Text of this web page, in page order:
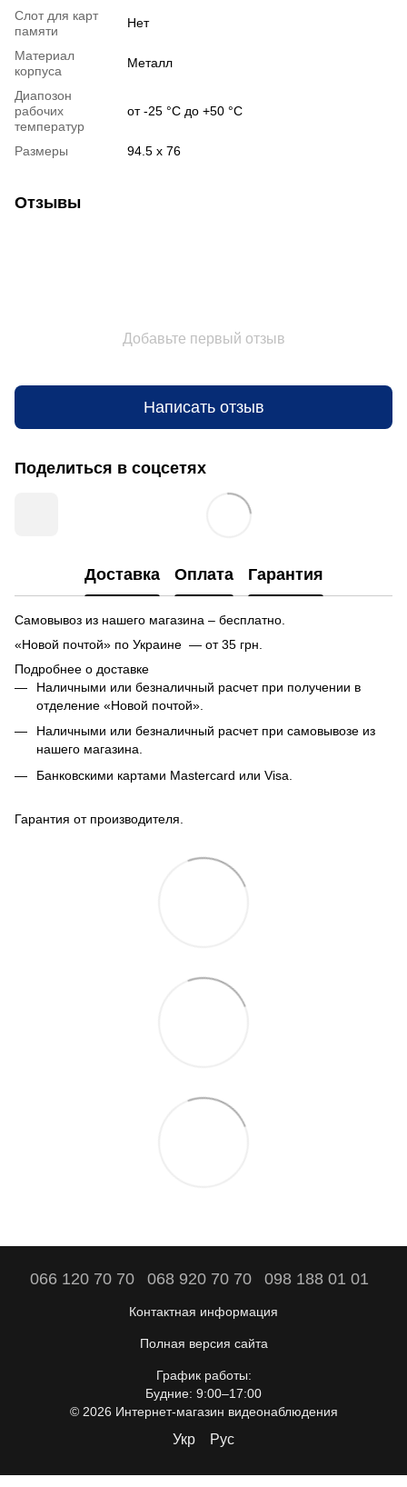
Слот для карт
памяти
Нет
Материал
корпуса
Металл
Диапозон
рабочих
температур
от -25 °C до +50 °C
Размеры 94.5 x 76
Отзывы
Добавьте первый отзыв
Написать отзыв
Поделиться в соцсетях
Доставка Оплата Гарантия
Самовывоз из нашего магазина – бесплатно.
«Новой почтой» по Украине — от 35 грн.
Подробнее о доставке
Наличными или безналичный расчет при получении в
отделение «Новой почтой».
Наличными или безналичный расчет при самовывозе из
нашего магазина.
Банковскими картами Mastercard или Visa.
Гарантия от производителя.
066 120 70 70 068 920 70 70 098 188 01 01
Контактная информация
Полная версия сайта
График работы:
Будние: 9:00–17:00
© 2026 Интернет-магазин видеонаблюдения
Укр Рус